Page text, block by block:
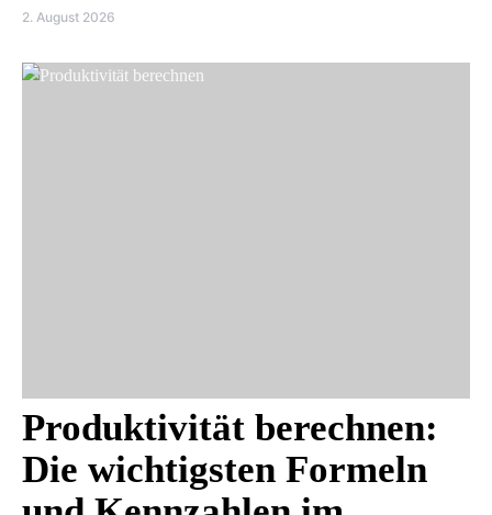
2. August 2026
Produktivität berechnen:
Die wichtigsten Formeln